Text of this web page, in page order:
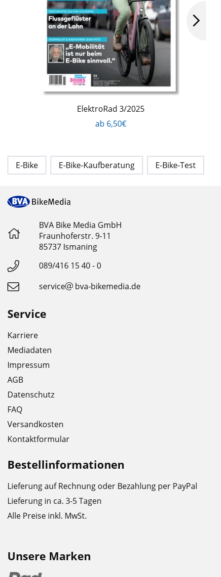
ElektroRad 3/2025
ab 6,50€
E-Bike E-Bike-Kaufberatung E-Bike-Test
BVA Bike Media GmbH
Fraunhoferstr. 9-11
85737 Ismaning
089/416 15 40 - 0
service
bva-bikemedia.de
Service
Karriere
Mediadaten
Impressum
AGB
Datenschutz
FAQ
Versandkosten
Kontaktformular
Bestellinformationen
Lieferung auf Rechnung oder Bezahlung per PayPal
Lieferung in ca. 3-5 Tagen
Alle Preise inkl. MwSt.
Unsere Marken